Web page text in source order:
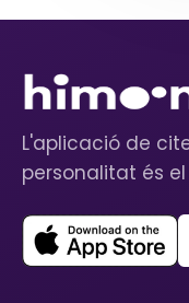
L'aplicació de
personalitat és